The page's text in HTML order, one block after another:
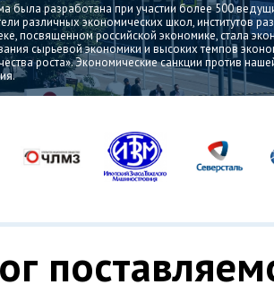
была разработана при участии более 500
различных экономических школ, институтов
посвященном российской экономике, стала
сырьевой экономики и высоких темпов
роста». Экономические санкции против